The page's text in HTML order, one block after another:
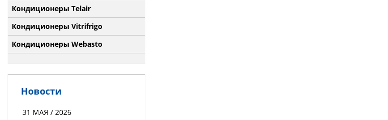
Кондиционеры Telair
Кондиционеры Vitrifrigo
Кондиционеры Webasto
Новости
31 МАЯ / 2026